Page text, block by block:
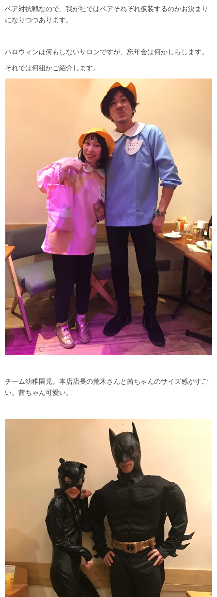
ペア対抗戦なので、我が社ではペアそれぞれ仮装するのがお決まり
になりつつあります。
ハロウィンは何もしないサロンですが、忘年会は何かしらします。
それでは何組かご紹介します。
チーム幼稚園児。本店店長の荒木さんと茜ちゃんのサイズ感がすご
い。茜ちゃん可愛い。